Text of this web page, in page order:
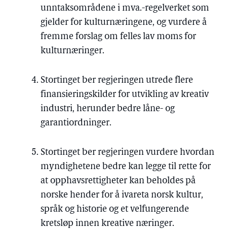
unntaksområdene i mva.-regelverket som
gjelder for kulturnæringene, og vurdere å
fremme forslag om felles lav moms for
kulturnæringer.
Stortinget ber regjeringen utrede flere
finansieringskilder for utvikling av kreativ
industri, herunder bedre låne- og
garantiordninger.
Stortinget ber regjeringen vurdere hvordan
myndighetene bedre kan legge til rette for
at opphavsrettigheter kan beholdes på
norske hender for å ivareta norsk kultur,
språk og historie og et velfungerende
kretsløp innen kreative næringer.